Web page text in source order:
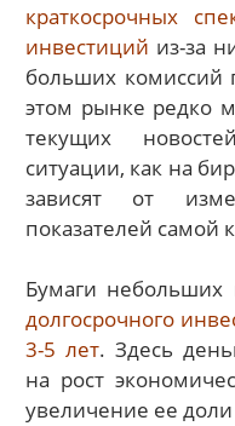
краткосрочных
инвестиций из-за
больших комиссий
этом рынке редко
текущих
ситуации, как на
зависят от
показателей самой
Бумаги небольших
долгосрочного
3-5 лет. Здесь
на рост
увеличение ее